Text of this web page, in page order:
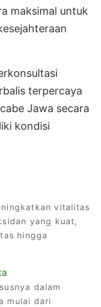
maksimal untuk
terpercaya
Jawa secara
kondisi
vitalitas
yang kuat,
hingga
dalam
mulai dari